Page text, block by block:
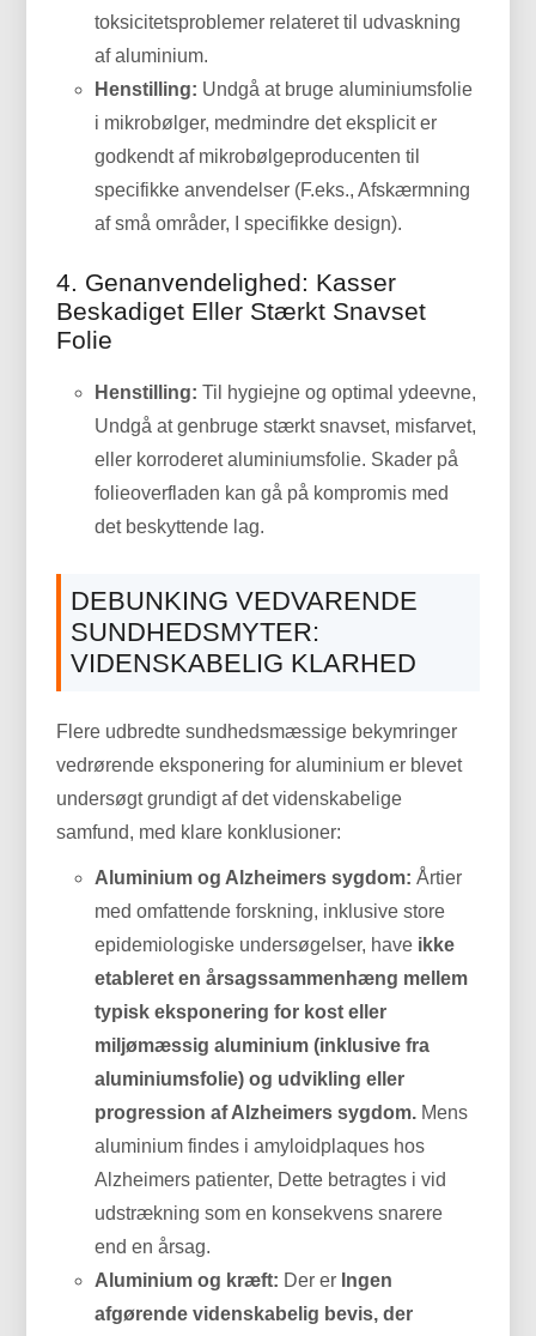
toksicitetsproblemer relateret til udvaskning
af aluminium.
Henstilling: Undgå at bruge aluminiumsfolie
i mikrobølger, medmindre det eksplicit er
godkendt af mikrobølgeproducenten til
specifikke anvendelser (F.eks., Afskærmning
af små områder, I specifikke design).
4. Genanvendelighed: Kasser
Beskadiget Eller Stærkt Snavset
Folie
Henstilling: Til hygiejne og optimal ydeevne,
Undgå at genbruge stærkt snavset, misfarvet,
eller korroderet aluminiumsfolie. Skader på
folieoverfladen kan gå på kompromis med
det beskyttende lag.
DEBUNKING VEDVARENDE
SUNDHEDSMYTER:
VIDENSKABELIG KLARHED
Flere udbredte sundhedsmæssige bekymringer
vedrørende eksponering for aluminium er blevet
undersøgt grundigt af det videnskabelige
samfund, med klare konklusioner:
Aluminium og Alzheimers sygdom: Årtier
med omfattende forskning, inklusive store
epidemiologiske undersøgelser, have ikke
etableret en årsagssammenhæng mellem
typisk eksponering for kost eller
miljømæssig aluminium (inklusive fra
aluminiumsfolie) og udvikling eller
progression af Alzheimers sygdom. Mens
aluminium findes i amyloidplaques hos
Alzheimers patienter, Dette betragtes i vid
udstrækning som en konsekvens snarere
end en årsag.
Aluminium og kræft: Der er Ingen
afgørende videnskabelig bevis, der